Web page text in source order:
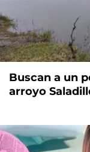
Buscan a un
arroyo